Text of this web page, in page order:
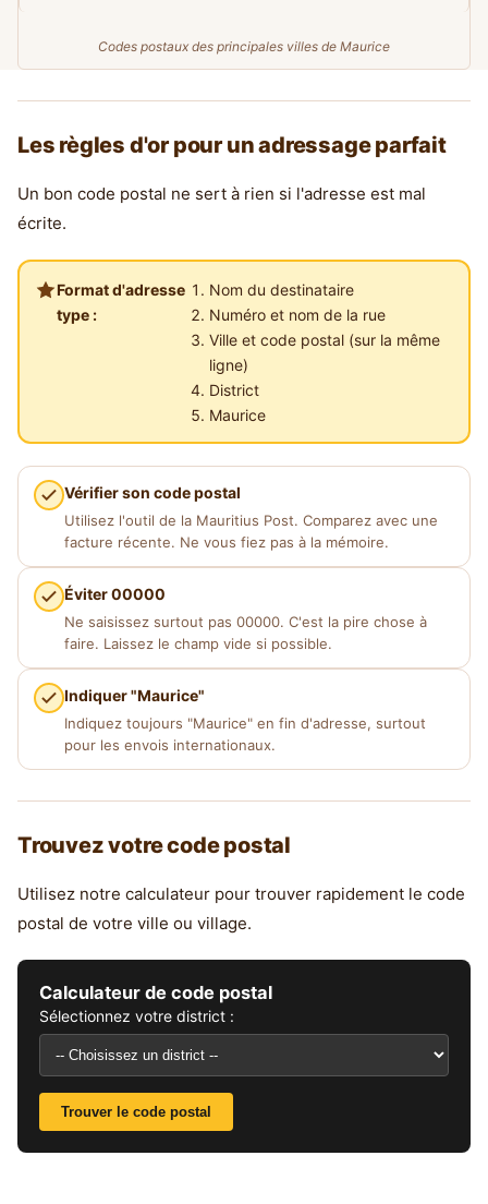
Codes postaux des principales villes de Maurice
Les règles d'or pour un adressage parfait
Un bon code postal ne sert à rien si l'adresse est mal
écrite.
Format d'adresse
type :
Nom du destinataire
Numéro et nom de la rue
Ville et code postal (sur la même
ligne)
District
Maurice
Vérifier son code postal
Utilisez l'outil de la Mauritius Post. Comparez avec une
facture récente. Ne vous fiez pas à la mémoire.
Éviter 00000
Ne saisissez surtout pas 00000. C'est la pire chose à
faire. Laissez le champ vide si possible.
Indiquer "Maurice"
Indiquez toujours "Maurice" en fin d'adresse, surtout
pour les envois internationaux.
Trouvez votre code postal
Utilisez notre calculateur pour trouver rapidement le code
postal de votre ville ou village.
Calculateur de code postal
Sélectionnez votre district :
Trouver le code postal